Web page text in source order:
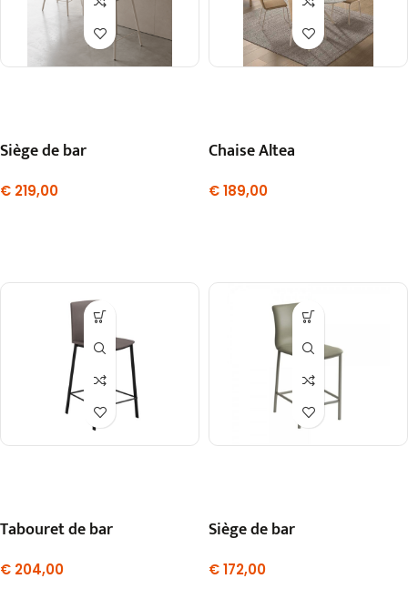
Siège de bar
€ 219,00
Chaise Altea
€189,00
Tabouret de bar
€ 204,00
Siège de bar
€172,00